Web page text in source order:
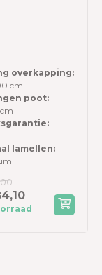
overkapping:
cm
poot:
cm
lamellen: